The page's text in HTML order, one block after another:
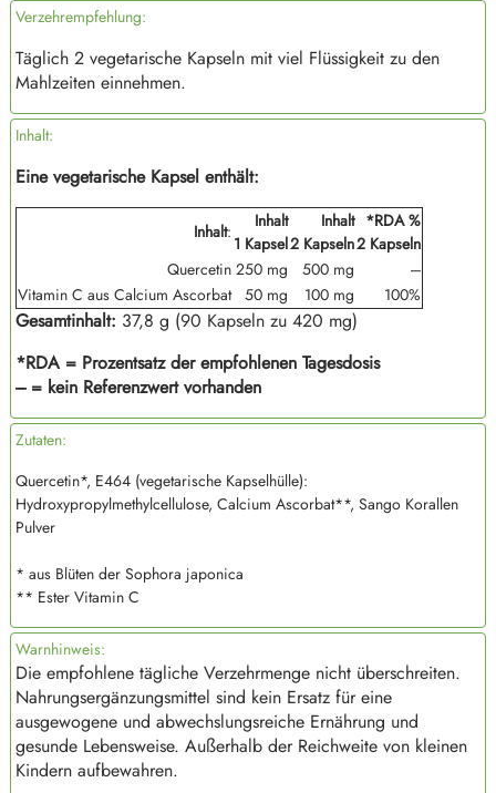
Verzehrempfehlung:
Täglich 2 vegetarische Kapseln mit viel Flüssigkeit zu den
Mahlzeiten einnehmen.
Inhalt:
Eine vegetarische Kapsel enthält:
Inhalt:
Inhalt
1 Kapsel
Inhalt
2 Kapseln
*RDA %
2 Kapseln
Quercetin 250 mg 500 mg
---
Vitamin C aus Calcium Ascorbat 50 mg 100 mg 100%
Gesamtinhalt: 37,8 g (90 Kapseln zu 420 mg)
*RDA = Prozentsatz der empfohlenen Tagesdosis
--- = kein Referenzwert vorhanden
Zutaten:
Quercetin*, E464 (vegetarische Kapselhülle):
Hydroxypropylmethylcellulose, Calcium Ascorbat**, Sango Korallen
Pulver
* aus Blüten der Sophora japonica
** Ester Vitamin C
Warnhinweis:
Die empfohlene tägliche Verzehrmenge nicht überschreiten.
Nahrungsergänzungsmittel sind kein Ersatz für eine
ausgewogene und abwechslungsreiche Ernährung und
gesunde Lebensweise. Außerhalb der Reichweite von kleinen
Kindern aufbewahren.